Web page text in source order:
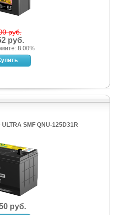
руб.
руб.
8.00%
SMF QNU-125D31R
руб.